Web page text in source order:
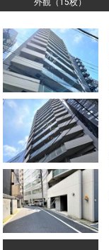
外観（15枚）